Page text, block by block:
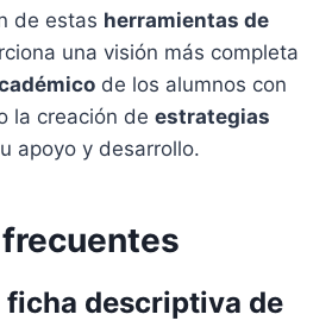
de estas herramientas de
una visión más completa
de los alumnos con
la creación de estrategias
apoyo y desarrollo.
ficha descriptiva de